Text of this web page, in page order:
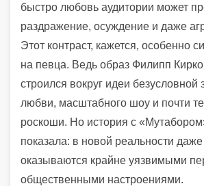
быстро любовь аудитории может
раздражение, осуждение и даже
Этот контраст, кажется, особенно
на певца. Ведь образ Филипп
строился вокруг идеи безусловной
любви, масштабного шоу и почти
роскоши. Но история с
показала: в новой реальности
оказываются крайне уязвимыми
общественными настроениями.